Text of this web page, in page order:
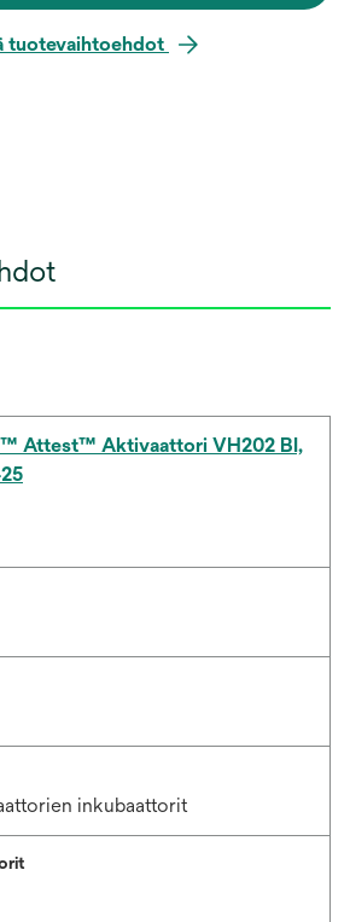
tuotevaihtoehdot
Attest™ Aktivaattori VH202 BI,
inkubaattorit